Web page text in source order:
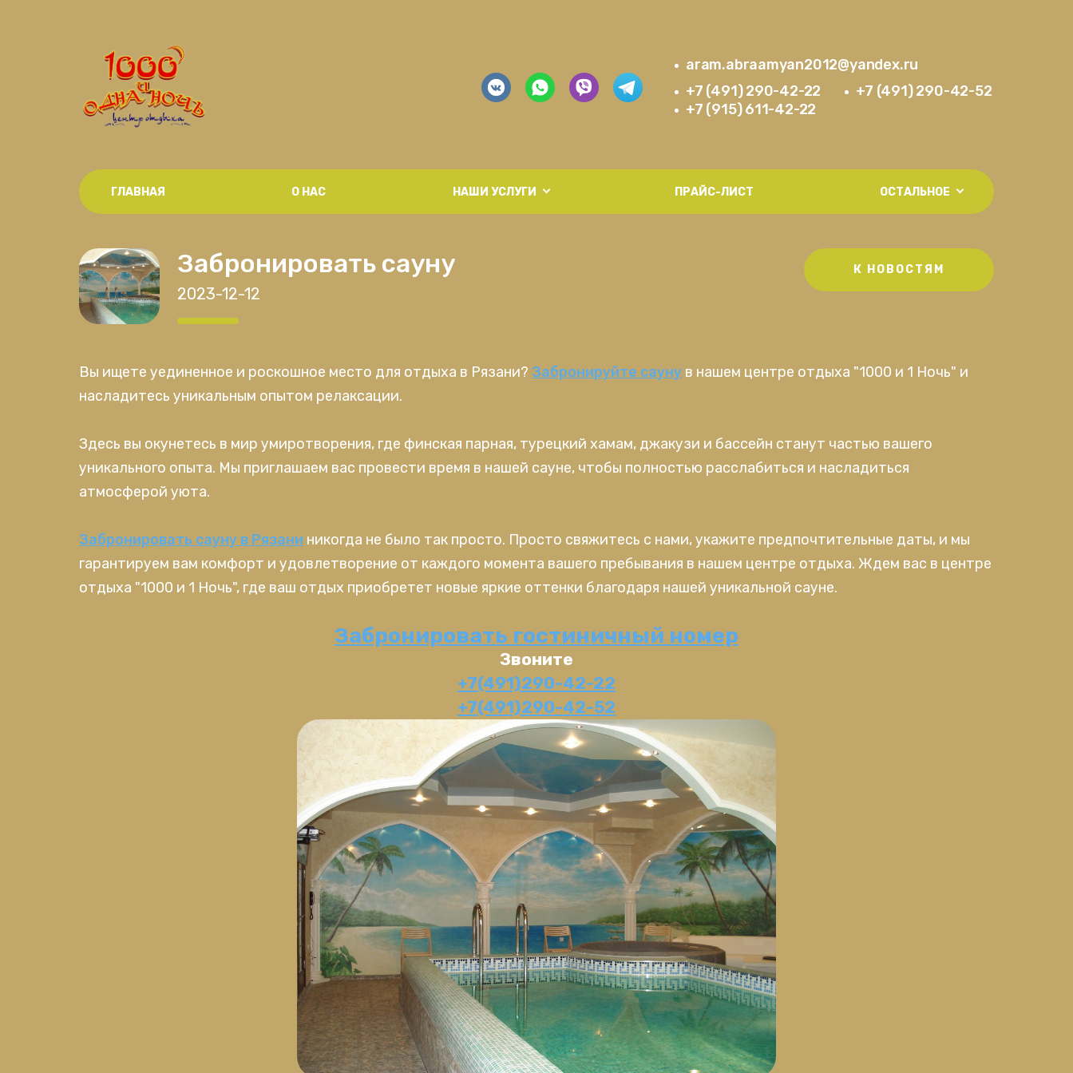
aram.abraamyan2012@yandex.ru
+7 (491) 290-42-22
+7 (491) 290-42-52
+7 (915) 611-42-22
ГЛАВНАЯ О НАС НАШИ УСЛУГИ ПРАЙС-ЛИСТ ОСТАЛЬНОЕ
Забронировать сауну
2023-12-12
К НОВОСТЯМ
Вы ищете уединенное и роскошное место для отдыха в Рязани? Забронируйте сауну в нашем центре отдыха "1000 и 1 Ночь" и
насладитесь уникальным опытом релаксации.
Здесь вы окунетесь в мир умиротворения, где финская парная, турецкий хамам, джакузи и бассейн станут частью вашего
уникального опыта. Мы приглашаем вас провести время в нашей сауне, чтобы полностью расслабиться и насладиться
атмосферой уюта.
Забронировать сауну в Рязани никогда не было так просто. Просто свяжитесь с нами, укажите предпочтительные даты, и мы
гарантируем вам комфорт и удовлетворение от каждого момента вашего пребывания в нашем центре отдыха. Ждем вас в центре
отдыха "1000 и 1 Ночь", где ваш отдых приобретет новые яркие оттенки благодаря нашей уникальной сауне.
Забронировать гостиничный номер
Звоните
+7(491)290-42-22
+7(491)290-42-52